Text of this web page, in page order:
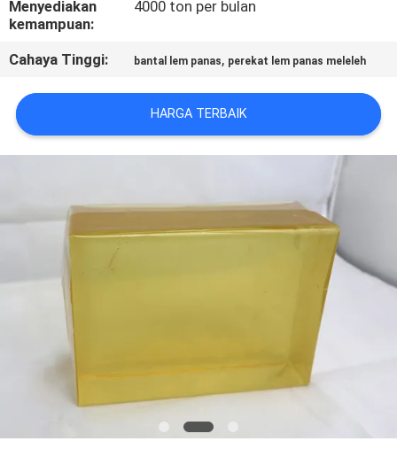
PERMINTAAN
PENAWARAN
SITEMAP
KEBIJAKAN
PRIVASI
Menyediakan
kemampuan:
4000 ton per bulan
Cahaya Tinggi: bantal lem panas, perekat lem panas meleleh
HARGA TERBAIK